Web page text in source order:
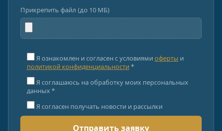
Прикрепить файл (до 10 МБ)
Я ознакомлен и согласен с условиями оферты и
политикой конфиденциальности *
Я соглашаюсь на обработку моих персональных
данных *
Я согласен получать новости и рассылки